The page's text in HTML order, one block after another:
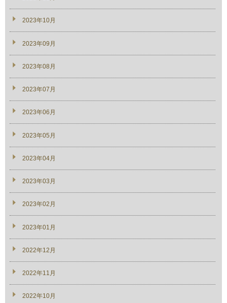
2023年10月
2023年09月
2023年08月
2023年07月
2023年06月
2023年05月
2023年04月
2023年03月
2023年02月
2023年01月
2022年12月
2022年11月
2022年10月